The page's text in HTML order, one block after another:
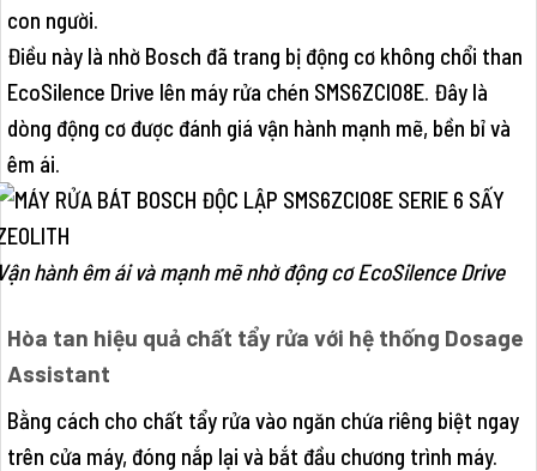
con người.
Điều này là nhờ Bosch đã trang bị động cơ không chổi than
EcoSilence Drive lên máy rửa chén SMS6ZCI08E. Đây là
dòng động cơ được đánh giá vận hành mạnh mẽ, bền bỉ và
êm ái.
hành êm ái và mạnh mẽ nhờ động cơ EcoSilence Drive
Hòa tan hiệu quả chất tẩy rửa với hệ thống Dosage
Assistant
Bằng cách cho chất tẩy rửa vào ngăn chứa riêng biệt ngay
trên cửa máy, đóng nắp lại và bắt đầu chương trình máy.